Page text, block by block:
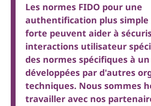
Les normes FIDO pour une
authentification plus simple
forte peuvent aider à
interactions utilisateur
des normes spécifiques à
développées par d'autres
techniques. Nous sommes
travailler avec nos